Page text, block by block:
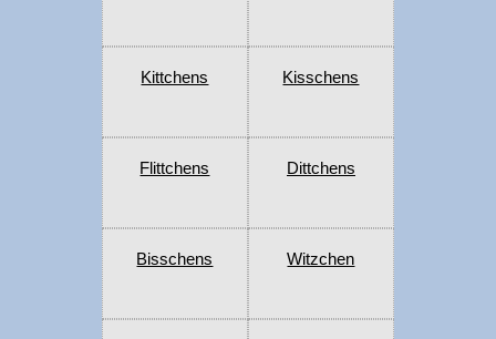
Kittchens Kisschens
Flittchens Dittchens
Bisschens Witzchen